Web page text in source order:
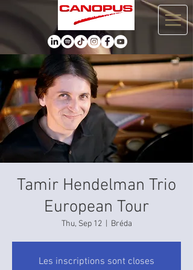
Tamir Hendelman Trio
European Tour
Thu, Sep 12
  |
Bréda
Les inscriptions sont closes